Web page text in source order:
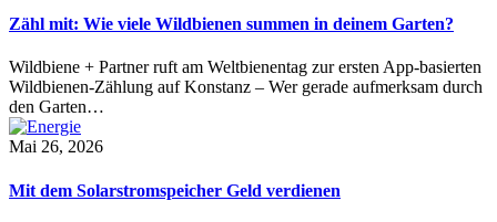
Zähl mit: Wie viele Wildbienen summen in deinem Garten?
Wildbiene + Partner ruft am Weltbienentag zur ersten App-basierten
Wildbienen-Zählung auf Konstanz – Wer gerade aufmerksam durch
den Garten…
Mai 26, 2026
Mit dem Solarstromspeicher Geld verdienen